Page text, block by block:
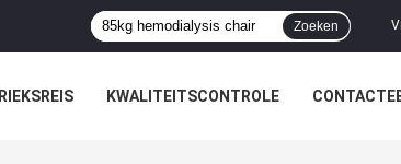
Zoeken
KWALITEITSCONTROLE